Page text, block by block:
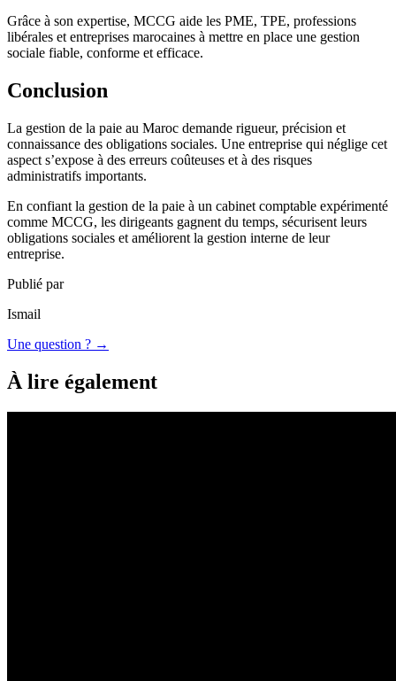
Grâce à son expertise, MCCG aide les PME, TPE, professions
libérales et entreprises marocaines à mettre en place une gestion
sociale fiable, conforme et efficace.
Conclusion
La gestion de la paie au Maroc demande rigueur, précision et
connaissance des obligations sociales. Une entreprise qui néglige cet
aspect s’expose à des erreurs coûteuses et à des risques
administratifs importants.
En confiant la gestion de la paie à un cabinet comptable expérimenté
comme MCCG, les dirigeants gagnent du temps, sécurisent leurs
obligations sociales et améliorent la gestion interne de leur
entreprise.
Publié par
Ismail
Une question ? →
À lire également